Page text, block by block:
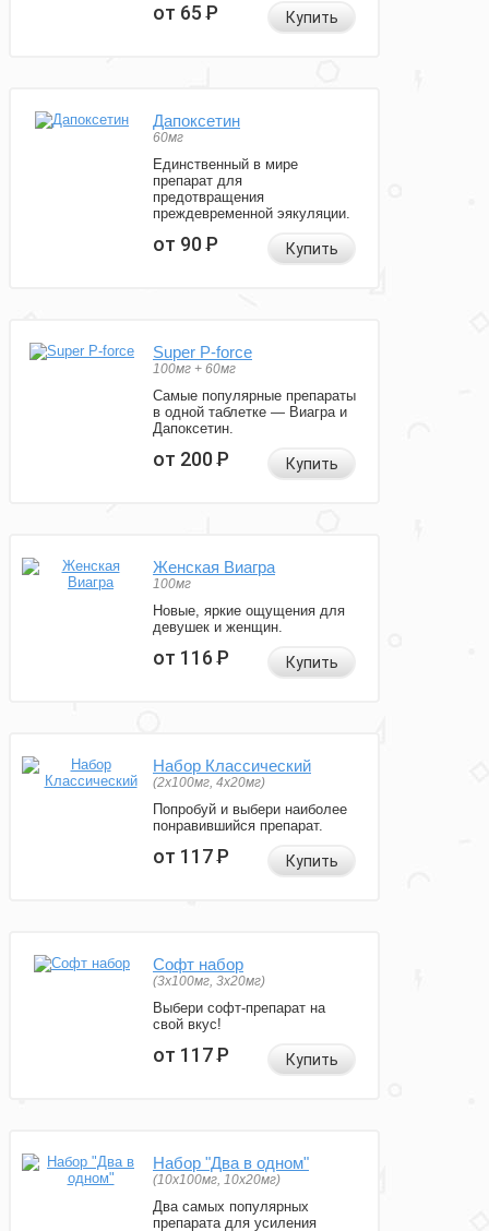
от 65Р Купить
Дапоксетин
60мг
Единственный в мире
препарат для
предотвращения
преждевременной эякуляции.
от 90Р Купить
Super P-force
100мг + 60мг
Самые популярные препараты
в одной таблетке — Виагра и
Дапоксетин.
от 200Р Купить
Женская Виагра
100мг
Новые, яркие ощущения для
девушек и женщин.
от 116Р Купить
Набор Классический
(2x100мг, 4x20мг)
Попробуй и выбери наиболее
понравившийся препарат.
от 117Р Купить
Софт набор
(3x100мг, 3x20мг)
Выбери софт-препарат на
свой вкус!
от 117Р Купить
Набор "Два в одном"
(10x100мг, 10x20мг)
Два самых популярных
препарата для усиления